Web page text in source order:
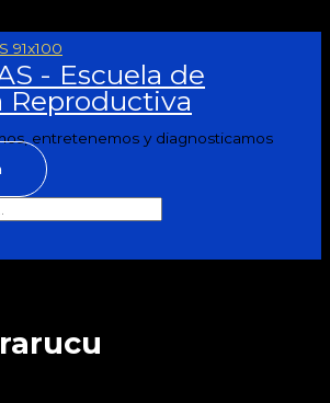
- Escuela de
Reproductiva
entretenemos y diagnosticamos